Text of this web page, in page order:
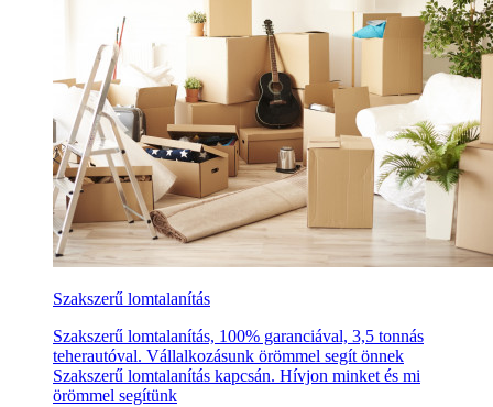
Szakszerű lomtalanítás
Szakszerű lomtalanítás, 100% garanciával, 3,5 tonnás
teherautóval. Vállalkozásunk örömmel segít önnek
Szakszerű lomtalanítás kapcsán. Hívjon minket és mi
örömmel segítünk